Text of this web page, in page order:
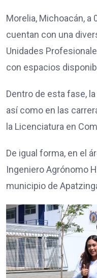
Morelia, Michoacán,
cuentan con una
Unidades
con espacios
Dentro de esta fase,
así como en las
la Licenciatura en
De igual forma, en el
Ingeniero Agrónomo
municipio de